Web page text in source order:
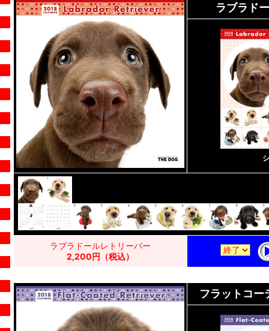
ラブラド
ラブラドールレトリーバー
2,200円（税込）
フラットコー